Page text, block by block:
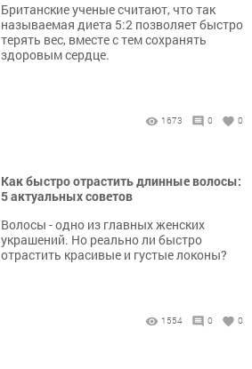
Британские ученые считают, что так
называемая диета 5:2 позволяет быстро
терять вес, вместе с тем сохранять
здоровым сердце.
1673 0 0
Как быстро отрастить длинные волосы:
5 актуальных советов
Волосы - одно из главных женских
украшений. Но реально ли быстро
отрастить красивые и густые локоны?
1554 0 0